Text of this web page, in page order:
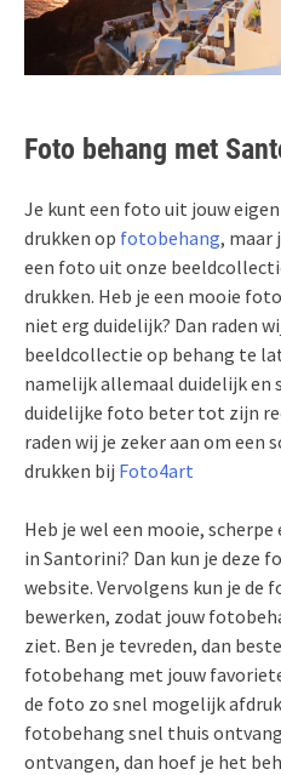
Foto behang met
Je kunt een foto uit jouw
drukken op fotobehang, maar
een foto uit onze
drukken. Heb je een mooie
niet erg duidelijk? Dan raden
beeldcollectie op behang te
namelijk allemaal duidelijk en
duidelijke foto beter tot zijn
raden wij je zeker aan om een
drukken bij Foto4art
Heb je wel een mooie,
in Santorini? Dan kun je deze
website. Vervolgens kun je de
bewerken, zodat jouw
ziet. Ben je tevreden, dan
fotobehang met jouw
de foto zo snel mogelijk
fotobehang snel thuis
ontvangen, dan hoef je het